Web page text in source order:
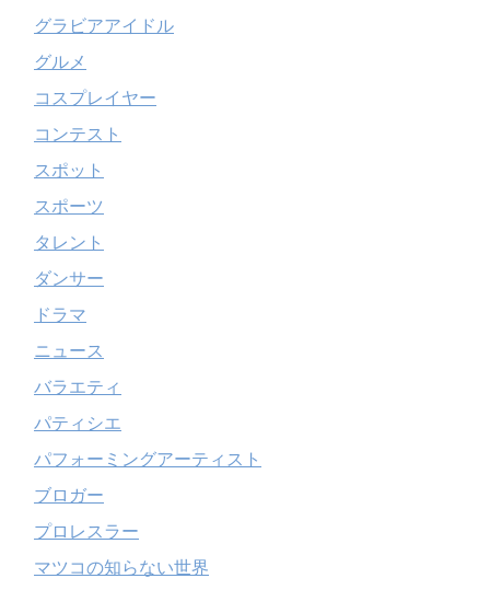
グラビアアイドル
グルメ
コスプレイヤー
コンテスト
スポット
スポーツ
タレント
ダンサー
ドラマ
ニュース
バラエティ
パティシエ
パフォーミングアーティスト
ブロガー
プロレスラー
マツコの知らない世界